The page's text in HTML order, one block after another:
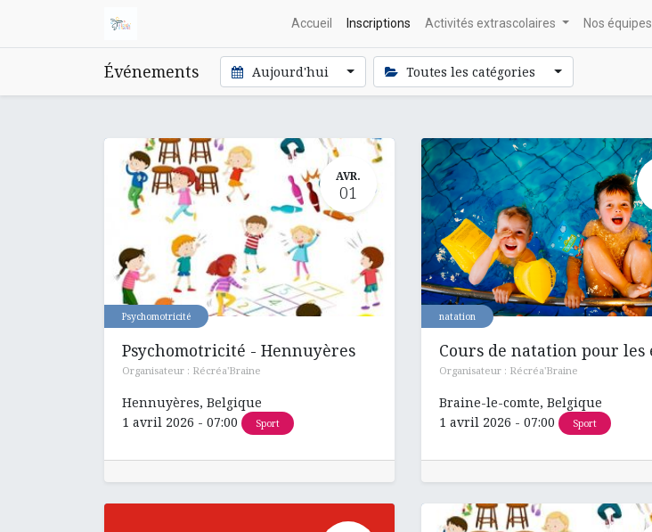
Accueil Inscriptions Activités extrascolaires Nos équipes
Événements Aujourd'hui Toutes les catégories
AVR.
01
Psychomotricité
Psychomotricité - Hennuyères
Organisateur : Récréa'Braine
Hennuyères, Belgique
1 avril 2026 - 07:00 Sport
natation
Organisateur : Récréa'Braine
Braine-le-comte, Belgique
1 avril 2026 - 07:00 Sport